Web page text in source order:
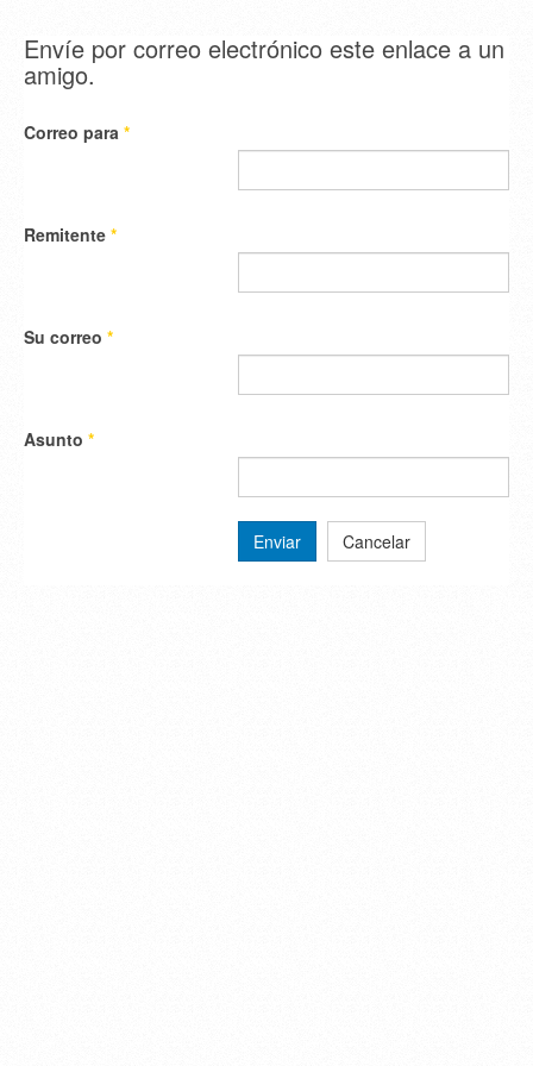
Envíe por correo electrónico este enlace a un
amigo.
Correo para *
Remitente *
Su correo *
Asunto *
Enviar Cancelar